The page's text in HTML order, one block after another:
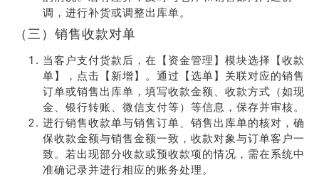
调，进行补货或调整出库单。
（三）销售收款对单
当客户支付货款后，在【资金管理】模块选择【收款
单】，点击【新增】。通过【选单】关联对应的销售
订单或销售出库单，填写收款金额、收款方式（如现
金、银行转账、微信支付等）等信息，保存并审核。
进行销售收款单与销售订单、销售出库单的核对，确
保收款金额与销售金额一致，收款对象与订单客户一
致。若出现部分收款或预收款项的情况，需在系统中
准确记录并进行相应的账务处理。